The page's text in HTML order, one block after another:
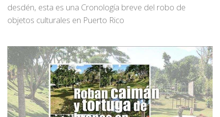
desdén, esta es una Cronología breve del robo de
objetos culturales en Puerto Rico